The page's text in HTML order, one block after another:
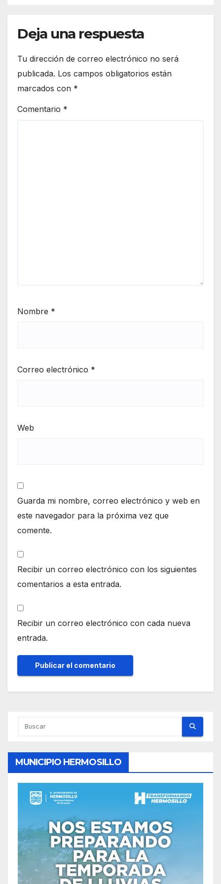
Deja una respuesta
Tu dirección de correo electrónico no será
publicada. Los campos obligatorios están
marcados con *
Comentario *
Nombre *
Correo electrónico *
Web
Guarda mi nombre, correo electrónico y web en
este navegador para la próxima vez que
comente.
Recibir un correo electrónico con los siguientes
comentarios a esta entrada.
Recibir un correo electrónico con cada nueva
entrada.
MUNICIPIO HERMOSILLO